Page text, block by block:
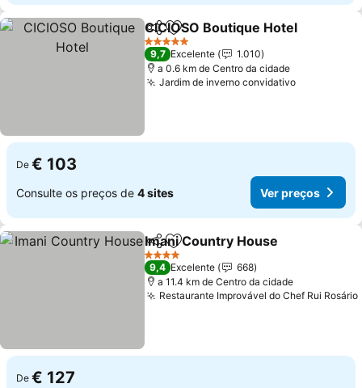
PartilharAdicionar aos favoritos
CICIOSO Boutique Hotel
5 Estrelas
9,7 Excelente
1.010
a 0.6 km de Centro da cidade
Jardim de inverno convidativo
De € 103
Consulte os preços de 4 sites Ver preços
PartilharAdicionar aos favoritos
Imani Country House
4 Estrelas
9,4 Excelente
668
a 11.4 km de Centro da cidade
Restaurante Improvável do Chef Rui Rosário
De € 127